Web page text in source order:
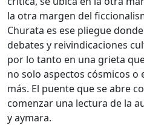
la otra margen del
Churata es ese pliegue
debates y reivindicaciones
por lo tanto en una grieta
no solo aspectos cósmicos o
más. El puente que se abre
comenzar una lectura de la
y aymara.